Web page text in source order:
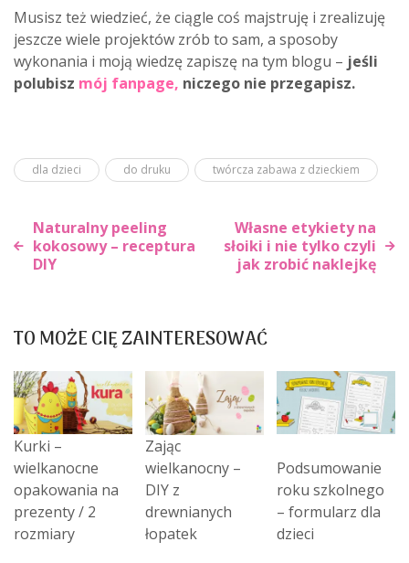
Musisz też wiedzieć, że ciągle coś majstruję i zrealizuję
jeszcze wiele projektów zrób to sam, a sposoby
wykonania i moją wiedzę zapiszę na tym blogu – jeśli
polubisz mój fanpage, niczego nie przegapisz.
dla dzieci do druku twórcza zabawa z dzieckiem
Nawigacja
Naturalny peeling
kokosowy – receptura
DIY
Własne etykiety na
słoiki i nie tylko czyli
jak zrobić naklejkę
TO MOŻE CIĘ ZAINTERESOWAĆ
Kurki –
wielkanocne
opakowania na
prezenty / 2
rozmiary
Zając
wielkanocny –
DIY z
drewnianych
łopatek
Podsumowanie
roku szkolnego
– formularz dla
dzieci